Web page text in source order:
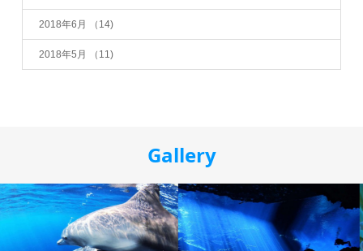
2018年6月 （14)
2018年5月 （11)
Gallery